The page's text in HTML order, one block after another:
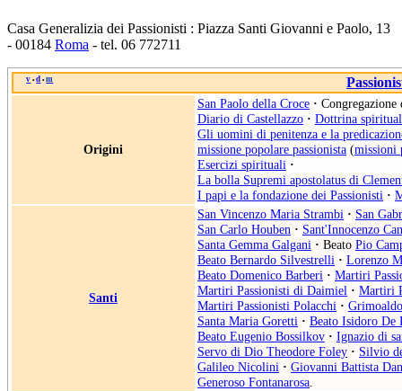
Casa Generalizia dei Passionisti : Piazza Santi Giovanni e Paolo, 13
- 00184 Roma - tel. 06 772711
v • d • m
Origini
San Paolo della Croce · Congregazione
Diario di Castellazzo · Dottrina
Gli uomini di penitenza e la
missione popolare passionista (missioni
Esercizi spirituali ·
La bolla Supremi apostolatus di
I papi e la fondazione dei Passionisti ·
Santi
San Vincenzo Maria Strambi · San
San Carlo Houben · Sant'Innocenzo
Santa Gemma Galgani · Beato Pio
Beato Bernardo Silvestrelli · Lorenzo
Beato Domenico Barberi · Martiri
Martiri Passionisti di Daimiel · Martiri
Martiri Passionisti Polacchi ·
Santa Maria Goretti · Beato Isidoro De
Beato Eugenio Bossilkov · Ignazio di
Servo di Dio Theodore Foley · Silvio
Galileo Nicolini · Giovanni Battista
Generoso Fontanarosa